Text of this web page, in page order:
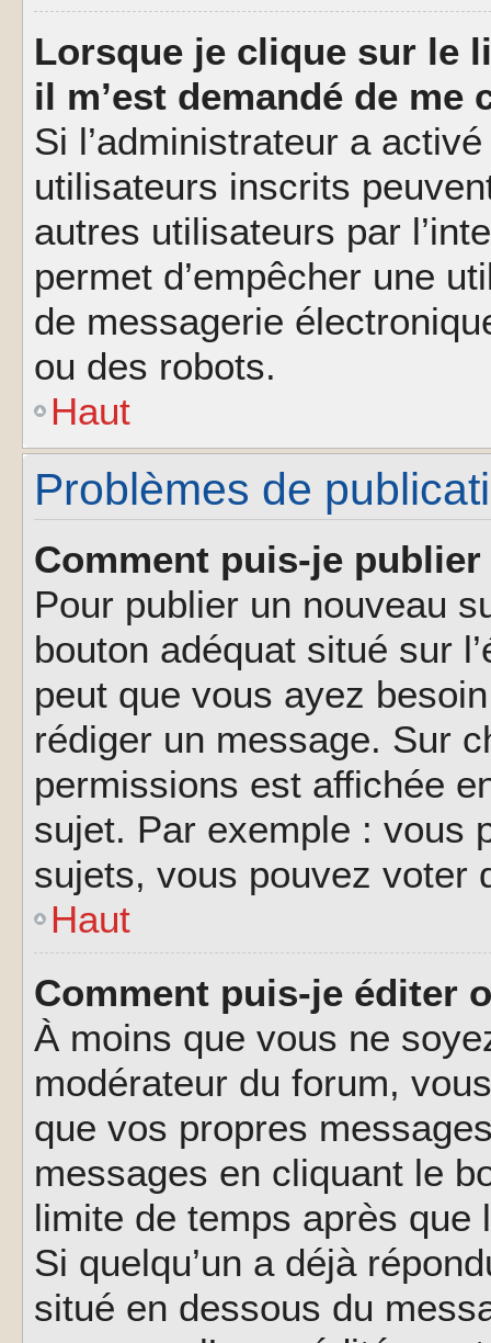
Lorsque je clique sur le
il m’est demandé de me
Si l’administrateur a
utilisateurs inscrits
autres utilisateurs par
permet d’empêcher une
de messagerie
ou des robots.
Haut
Problèmes de
Comment puis-je
Pour publier un nouveau
bouton adéquat situé sur
peut que vous ayez
rédiger un message. Sur
permissions est affichée
sujet. Par exemple : vous
sujets, vous pouvez voter
Haut
Comment puis-je éditer
À moins que vous ne
modérateur du forum,
que vos propres
messages en cliquant le
limite de temps après
Si quelqu’un a déjà
situé en dessous du